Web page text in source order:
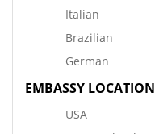
Italian
Brazilian
German
EMBASSY LOCATION
USA